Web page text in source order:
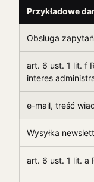
Przykładowe
Obsługa
art. 6 ust. 1 lit. f
interes
e-mail, treść
Wysyłka
art. 6 ust. 1 lit. a